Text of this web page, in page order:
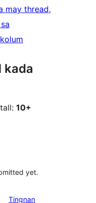
may thread
kada
10+
yet.
Tingnan